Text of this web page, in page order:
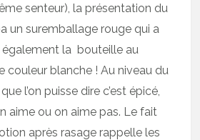
senteur), la présentation du
un suremballage rouge qui a
également la bouteille au
couleur blanche ! Au niveau du
l’on puisse dire c’est épicé,
aime ou on aime pas. Le fait
après rasage rappelle les